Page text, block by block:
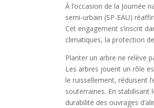
À l’occasion de la Journée
semi-urbain (SP-EAU)
Cet engagement s’inscrit
climatiques, la protection
Planter un arbre ne relève
Les arbres jouent un rôle
le ruissellement, réduisent
souterraines. En
durabilité des ouvrages